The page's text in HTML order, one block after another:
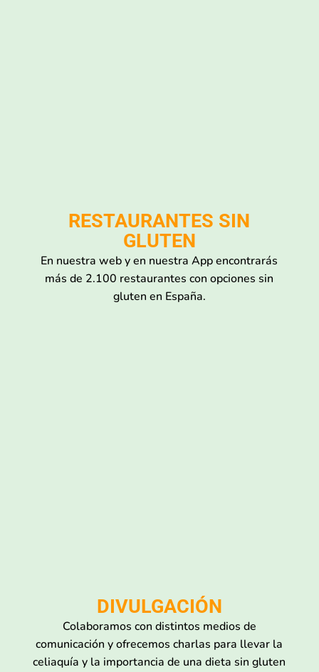
RESTAURANTES SIN
GLUTEN
En nuestra web y en nuestra App encontrarás
más de 2.100 restaurantes con opciones sin
gluten en España.
DIVULGACIÓN
Colaboramos con distintos medios de
comunicación y ofrecemos charlas para llevar la
celiaquía y la importancia de una dieta sin gluten